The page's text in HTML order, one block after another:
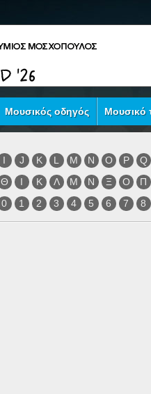
Μουσικός οδηγός Μουσικό
I J K L M N O P
Q
Θ Ι Κ Λ Μ Ν Ξ Ο
Π
0
1 2 3 4 5 6 7 8